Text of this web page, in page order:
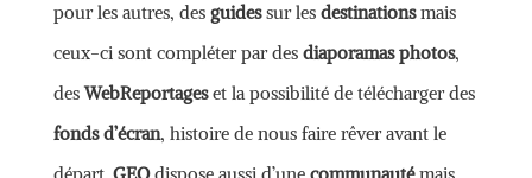
pour les autres, des guidessur les destinationsmais
ceux-ci sont compléter par des diaporamas photos,
desWebReportageset la possibilité de télécharger des
fonds d’écran, histoire de nous faire rêver avant le